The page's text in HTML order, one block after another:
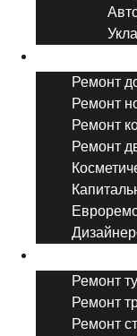
Ремонт
Ремонт
Ремонт
Ремонт
Ремонт
Ремонт
Ремонт